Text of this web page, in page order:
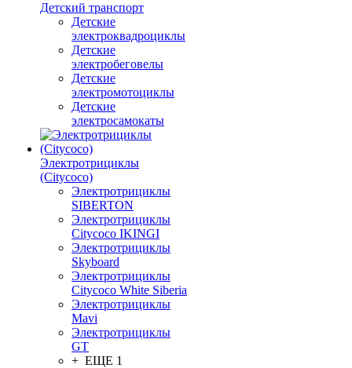
Детский транспорт
Детские
электроквадроциклы
Детские
электробеговелы
Детские
электромотоциклы
Детские
электросамокаты
Электротрициклы
(Citycoco)
Электротрициклы
SIBERTON
Электротрициклы
Citycoco IKINGI
Электротрициклы
Skyboard
Электротрициклы
Citycoco White Siberia
Электротрициклы
Mavi
Электротрициклы
GT
+ ЕЩЕ 1